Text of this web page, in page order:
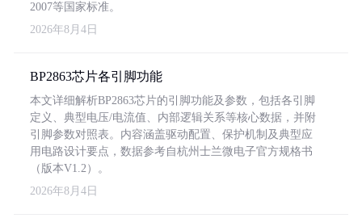
2007等国家标准。
2026年8月4日
BP2863芯片各引脚功能
本文详细解析BP2863芯片的引脚功能及参数，包括各引脚
定义、典型电压/电流值、内部逻辑关系等核心数据，并附
引脚参数对照表。内容涵盖驱动配置、保护机制及典型应
用电路设计要点，数据参考自杭州士兰微电子官方规格书
（版本V1.2）。
2026年8月4日